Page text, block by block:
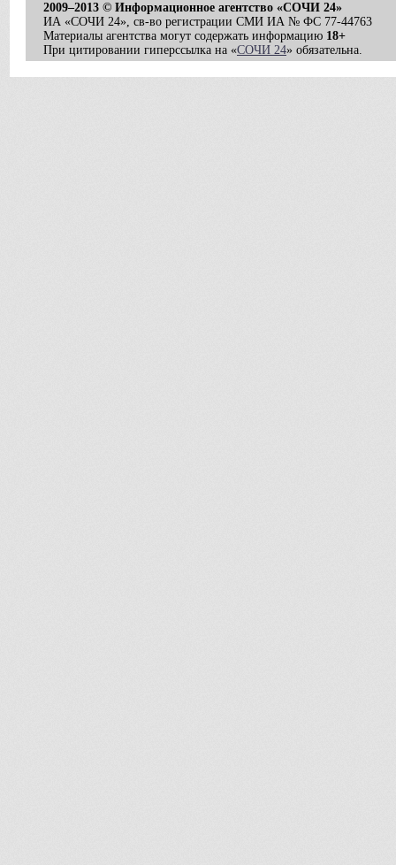
2009–2013 © Информационное агентство «СОЧИ 24»
ИА «СОЧИ 24», св-во регистрации СМИ ИА № ФС 77-44763
Материалы агентства могут содержать информацию 18+
При цитировании гиперссылка на «СОЧИ 24» обязательна.